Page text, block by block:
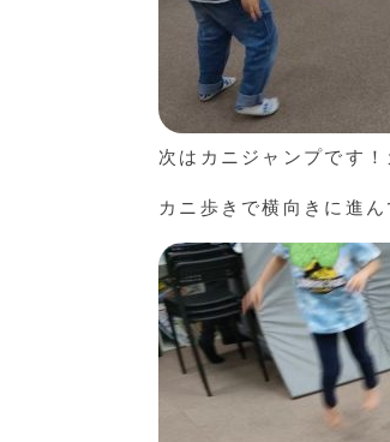
次はカニジャンプです
カニ歩きで横向きに進